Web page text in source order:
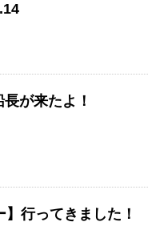
が来たよ！
】行ってきました！